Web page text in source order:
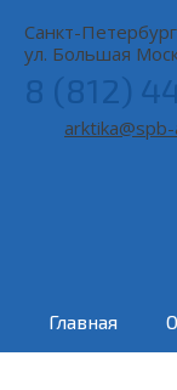
Санкт-
ул. Большая
8 (812)
Главная